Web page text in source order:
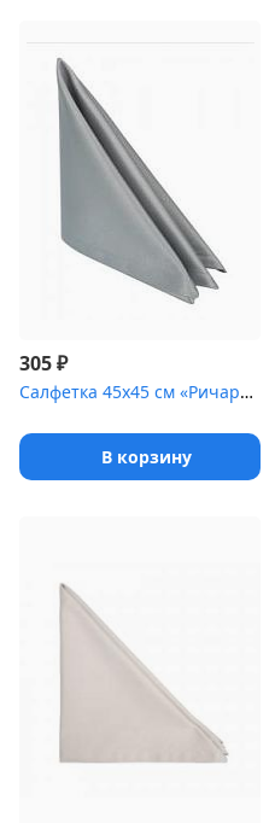
305₽
Салфетка 45х45 см «Ричард» светло-серая [(гладь)]
В корзину